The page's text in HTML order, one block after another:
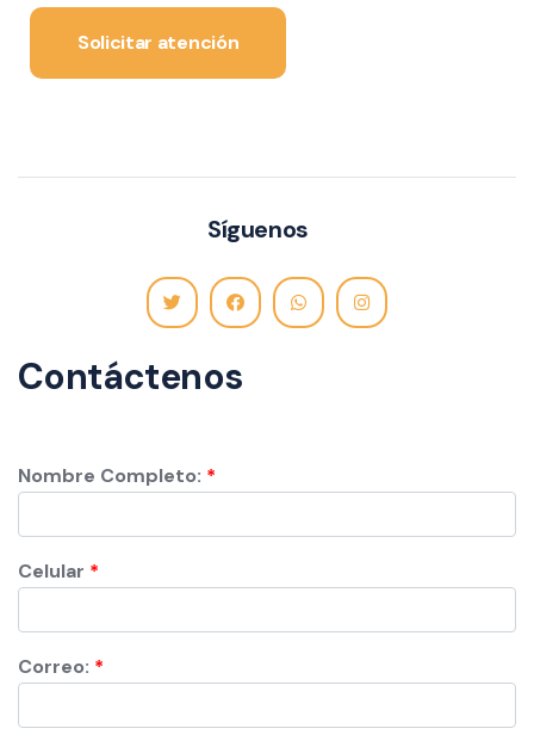
Solicitar atención
Síguenos
Contáctenos
Nombre Completo:
Celular
Correo: